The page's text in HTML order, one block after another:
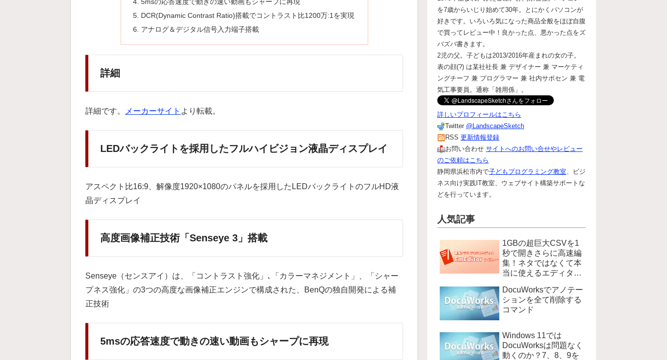
DCR(Dynamic Contrast Ratio)搭載でコントラスト比1200万:1を実現
アナログ＆デジタル信号入力端子搭載
詳細
詳細です。 メーカーサイト より転載。
LEDバックライトを採用したフルハイビジョン液晶ディスプレイ
アスペクト比16:9、解像度1920×1080のパネルを採用したLEDバックライトのフルHD液
晶ディスプレイ
高度画像補正技術「Senseye 3」搭載
Senseye（センスアイ）は、「コントラスト強化」､「カラーマネジメント」、「シャー
プネス強化」の3つの高度な画像補正エンジンで構成された、BenQの独自開発による補
正技術
5msの応答速度で動きの速い動画もシャープに再現
を7歳からいじり始めて30年。とにかくパソコンが
好きです。いろいろ気になった商品全般をほぼ自腹
で買ってレビュー中！良かった点、悪かった点をズ
バズバ書きます。
2児の父。子どもは2013/2016年産まれの女の子。
表の顔(?) は某社社長 兼 デザイナー 兼 マーケティ
ングチーフ 兼 プログラマー 兼 社内サポセン 兼 電
気工事要員。通称「雑用係」。
詳しいプロフィールはこちら
Twitter @LandscapeSketch
RSS 更新情報登録
お問い合わせ サイトへのお問い合せやレビュー
のご依頼はこちら
静岡県浜松市内で子どもプログラミング教室、ビジ
ネス向け実践IT教室、ウェブサイト構築サポートな
どを行っています。
人気記事
1GBの超巨大CSVを1
秒で開きさらに高速編
集！ネタではなくて本
当に使えるエディタ
DocuWorksでアノテー
ションを全て削除する
コマンド
Windows 11では
DocuWorksは問題なく
動くのか？7、8、9を